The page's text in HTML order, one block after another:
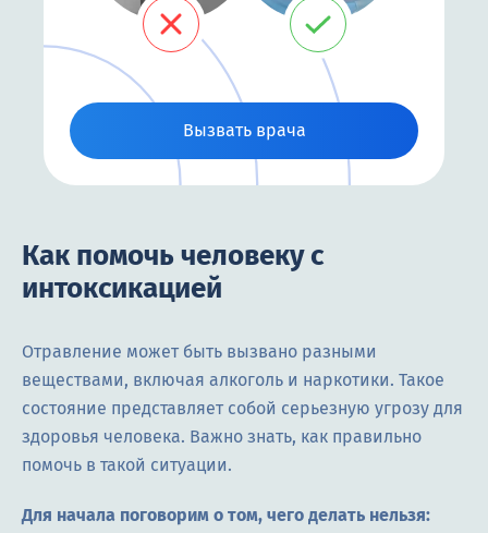
Вызвать врача
Как помочь человеку с
интоксикацией
Отравление может быть вызвано разными
веществами, включая алкоголь и наркотики. Такое
состояние представляет собой серьезную угрозу для
здоровья человека. Важно знать, как правильно
помочь в такой ситуации.
Для начала поговорим о том, чего делать нельзя: